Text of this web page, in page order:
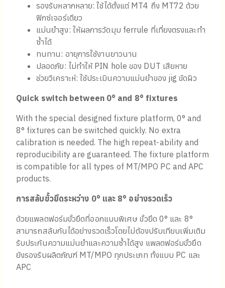
รองรับหลากหลาย: ใช้ได้ตั้งแต่ MT4 ถึง MT72 ด้วย
ฟิกซ์เจอร์เดียว
แม่นยำสูง: ให้ผลการวัดมุม ferrule ที่เที่ยงตรงและทำ
ซ้ำได้
ทนทาน: อายุการใช้งานยาวนาน
ปลอดภัย: ไม่ทำให้ PIN hole ของ DUT เสียหาย
ช่วยวิเคราะห์: ใช้ประเมินความแม่นยำของ jig ขัดผิว
Quick switch between 0° and 8° fixtures
With the special designed fixture platform, 0° and
8° fixtures can be switched quickly. No extra
calibration is needed. The high repeat-ability and
reproducibility are guaranteed. The fixture platform
is compatible for all types of MT/MPO PC and APC
products.
การสลับขั้วยึดระหว่าง 0° และ 8° อย่างรวดเร็ว
ด้วยแพลตฟอร์มขั้วยึดที่ออกแบบพิเศษ ขั้วยึด 0° และ 8°
สามารถสลับกันได้อย่างรวดเร็วโดยไม่ต้องปรับเทียบเพิ่มเติม
รับประกันความแม่นยำและความซ้ำได้สูง แพลตฟอร์มขั้วยึด
ยังรองรับผลิตภัณฑ์ MT/MPO ทุกประเภท ทั้งแบบ PC และ
APC